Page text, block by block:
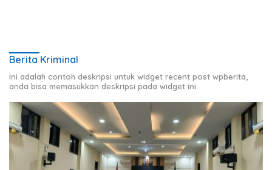
Berita Kriminal
Ini adalah contoh deskripsi untuk widget recent post wpberita,
anda bisa memasukkan deskripsi pada widget ini.